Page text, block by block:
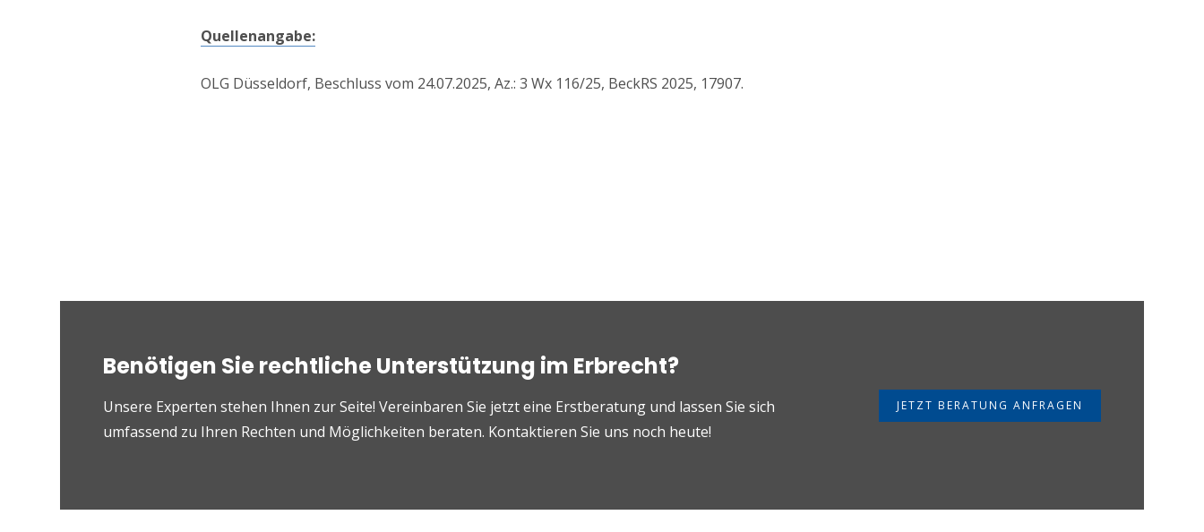
Quellenangabe:
OLG Düsseldorf, Beschluss vom 24.07.2025, Az.: 3 Wx 116/25, BeckRS 2025, 17907.
Benötigen Sie rechtliche Unterstützung im Erbrecht?
Unsere Experten stehen Ihnen zur Seite! Vereinbaren Sie jetzt eine Erstberatung und lassen Sie sich
umfassend zu Ihren Rechten und Möglichkeiten beraten. Kontaktieren Sie uns noch heute!
JETZT BERATUNG ANFRAGEN